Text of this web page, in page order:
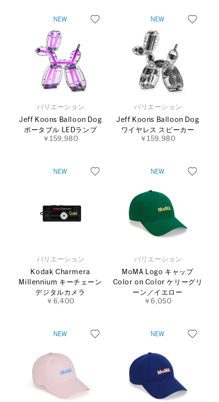
バリエーション
Jeff Koons Balloon Dog
ポータブル LEDランプ
￥159,980
バリエーション
Jeff Koons Balloon Dog
ワイヤレス スピーカー
￥159,980
バリエーション
Kodak Charmera
Millennium キーチェーン
デジタルカメラ
￥6,400
バリエーション
MoMA Logo キャップ
Color on Color ケリーグリ
ーン／イエロー
￥6,050